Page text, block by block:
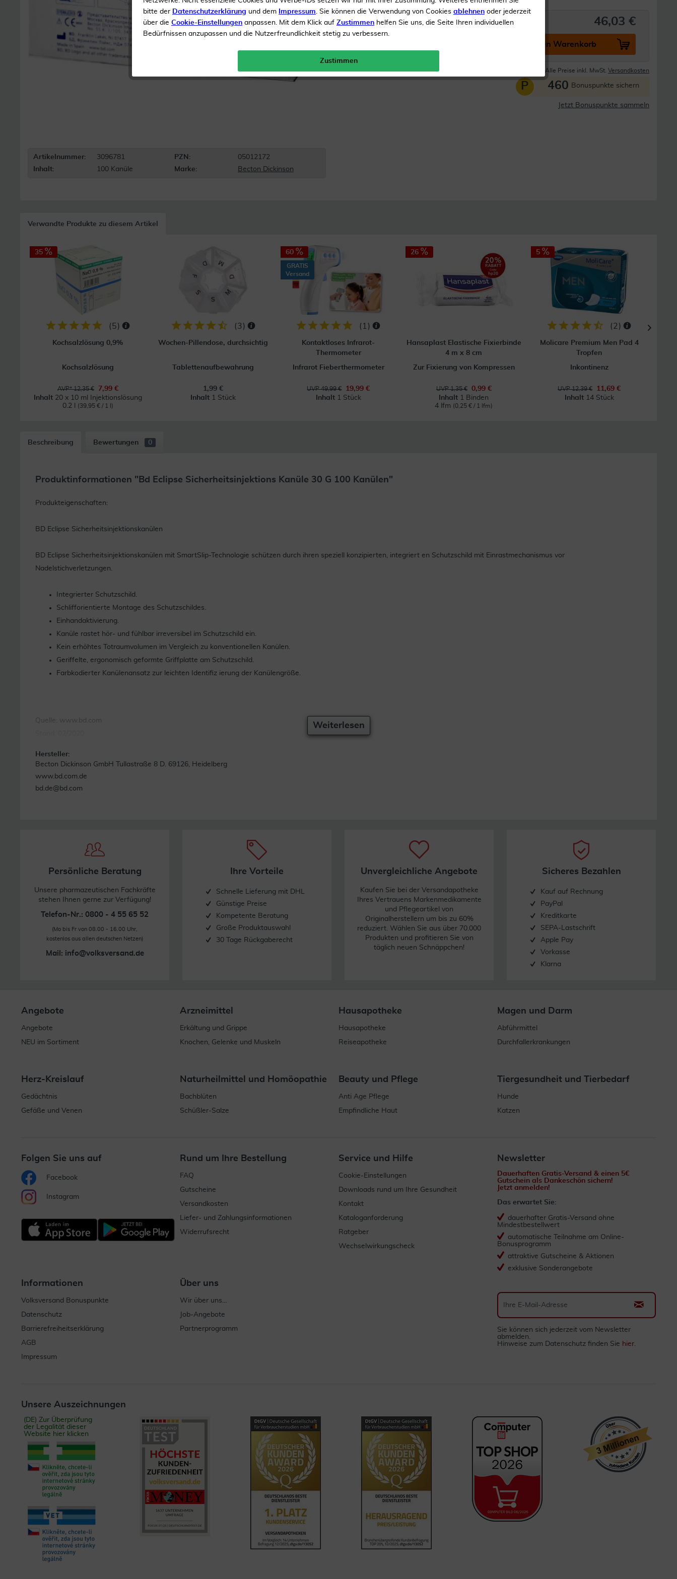
Artikelnummer: 3096781 PZN:
05012172
Inhalt:
100 Kanüle Marke: Becton Dickinson
Inhalt100 Kanüle 46,03 €
In den Warenkorb
Versandkostenfrei Alle Preise inkl. MwSt. Versandkosten
P 460 Bonuspunkte sichern
Jetzt Bonuspunkte sammeln
Verwandte Produkte zu diesem Artikel
35
(5)
Kochsalzlösung 0,9%
Kochsalzlösung
AVP* 12,35 €
7,99 €
Inhalt 20 x 10 ml Injektionslösung
0.2 l
(39,95 € / 1 l)
(3)
Wochen-Pillendose, durchsichtig
Tablettenaufbewahrung
1,99 €
Inhalt 1 Stück
60
GRATIS
Versand
( 1 )
Kontaktloses Infrarot-
Thermometer
Infrarot Fieberthermometer
UVP 49,99 €
19,99 €
Inhalt 1 Stück
26
Hansaplast Elastische Fixierbinde
4 m x 8 cm
Zur Fixierung von Kompressen
UVP 1,35 €
0,99 €
Inhalt 1 Binden
4 lfm (0,25 € / 1 lfm)
5
(2 )
Molicare Premium Men Pad 4
Tropfen
Inkontinenz
UVP 12,39 €
11,69 €
Inhalt 14 Stück
Beschreibung Bewertungen 0
Produktinformationen "Bd Eclipse Sicherheitsinjektions Kanüle 30 G 100 Kanülen"
Produkteigenschaften:
BD Eclipse Sicherheitsinjektionskanülen
BD Eclipse Sicherheitsinjektionskanülen mit SmartSlip-Technologie schützen durch ihren speziell konzipierten, integriert en Schutzschild mit Einrastmechanismus vor
Nadelstichverletzungen.
Integrierter Schutzschild.
Schlifforientierte Montage des Schutzschildes.
Einhandaktivierung.
Kanüle rastet hör- und fühlbar irreversibel im Schutzschild ein.
Kein erhöhtes Totraumvolumen im Vergleich zu konventionellen Kanülen.
Geriffelte, ergonomisch geformte Griffplatte am Schutzschild.
Farbkodierter Kanülenansatz zur leichten Identifiz ierung der Kanülengröße.
Quelle: www.bd.com
Weiterlesen
Hersteller:
Becton Dickinson GmbH Tullastraße 8 D. 69126, Heidelberg
www.bd.com.de
bd.de@bd.com
Persönliche Beratung
Unsere pharmazeutischen Fachkräfte
stehen Ihnen gerne zur Verfügung!
Telefon-Nr.: 0800 - 4 55 65 52
(Mo bis Fr von 08.00 - 16.00 Uhr,
kostenlos aus allen deutschen Netzen)
Mail: info@volksversand.de
Ihre Vorteile
Schnelle Lieferung mit DHL
Günstige Preise
Kompetente Beratung
Große Produktauswahl
30 Tage Rückgaberecht
Unvergleichliche Angebote
Kaufen Sie bei der Versandapotheke
Ihres Vertrauens Markenmedikamente
und Pflegeartikel von
Originalherstellern um bis zu 60%
reduziert. Wählen Sie aus über 70.000
Produkten und profitieren Sie von
täglich neuen Schnäppchen!
Sicheres Bezahlen
Kauf auf Rechnung
PayPal
Kreditkarte
SEPA-Lastschrift
Apple Pay
Vorkasse
Klarna
Angebote
Angebote
NEU im Sortiment
Arzneimittel
Erkältung und Grippe
Knochen, Gelenke und Muskeln
Hausapotheke
Hausapotheke
Reiseapotheke
Magen und Darm
Abführmittel
Durchfallerkrankungen
Herz-Kreislauf
Gedächtnis
Gefäße und Venen
Naturheilmittel und Homöopathie
Bachblüten
Schüßler-Salze
Beauty und Pflege
Anti Age Pflege
Empfindliche Haut
Tiergesundheit und Tierbedarf
Hunde
Katzen
Folgen Sie uns auf
Facebook
Instagram
Rund um Ihre Bestellung
FAQ
Gutscheine
Versandkosten
Liefer- und Zahlungsinformationen
Widerrufsrecht
Service und Hilfe
Cookie-Einstellungen
Downloads rund um Ihre Gesundheit
Kontakt
Kataloganforderung
Ratgeber
Wechselwirkungscheck
Informationen
Volksversand Bonuspunkte
Datenschutz
Barrierefreiheitserklärung
AGB
Impressum
Über uns
Wir über uns...
Job-Angebote
Partnerprogramm
Newsletter
Dauerhaften Gratis-Versand & einen 5€
Gutschein als Dankeschön sichern!
Jetzt anmelden!
Das erwartet Sie:
dauerhafter Gratis-Versand ohne
Mindestbestellwert
automatische Teilnahme am Online-
Bonusprogramm
attraktive Gutscheine & Aktionen
exklusive Sonderangebote
Sie können sich jederzeit vom Newsletter
abmelden.
Hinweise zum Datenschutz finden Sie hier.
Unsere Auszeichnungen
(DE) Zur Überprüfung
der Legalität dieser
Website hier klicken
bitte der Datenschutzerklärung und dem Impressum. Sie können die Verwendung von Cookies ablehnen oder jederzeit
über die Cookie-Einstellungen anpassen. Mit dem Klick auf Zustimmen helfen Sie uns, die Seite Ihren individuellen
Bedürfnissen anzupassen und die Nutzerfreundlichkeit stetig zu verbessern.
Zustimmen